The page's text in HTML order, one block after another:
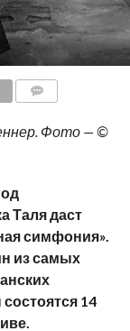
Фото — ©
Таля даст
симфония».
из самых
14